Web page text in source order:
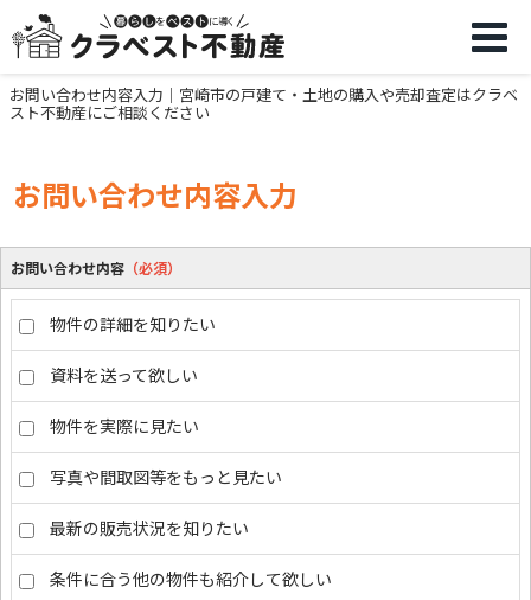
お問い合わせ内容入力｜宮崎市の戸建て・土地の購入や売却査定はクラベ
スト不動産にご相談ください
お問い合わせ内容入力
お問い合わせ内容 （必須）
物件の詳細を知りたい
資料を送って欲しい
物件を実際に見たい
写真や間取図等をもっと見たい
最新の販売状況を知りたい
条件に合う他の物件も紹介して欲しい